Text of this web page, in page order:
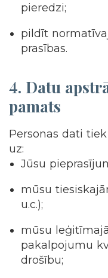
pieredzi;
pildīt
prasības.
4. Datu
pamats
Personas dati
uz:
Jūsu
mūsu
u.c.);
mūsu
pakalpojumu
drošību;